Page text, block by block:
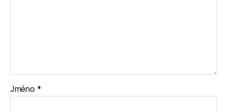
Jméno *